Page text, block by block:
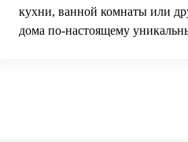
кухни, ванной комнаты или
дома по-настоящему